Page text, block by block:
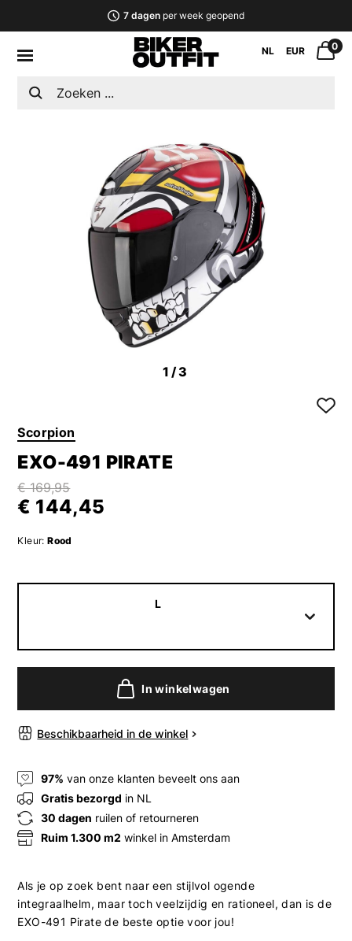
7 dagenper week geopend
NL EUR 0
1 /3
Scorpion
EXO-491 PIRATE
€ 169,95
€ 144,45
Kleur: Rood
L
In winkelwagen
Beschikbaarheid in de winkel
97% van onze klanten beveelt ons aan
Gratis bezorgd in NL
30 dagen ruilen of retourneren
Ruim 1.300 m2 winkel in Amsterdam
Als je op zoek bent naar een stijlvol ogende
integraalhelm, maar toch veelzijdig en rationeel, dan is de
EXO-491 Pirate de beste optie voor jou!